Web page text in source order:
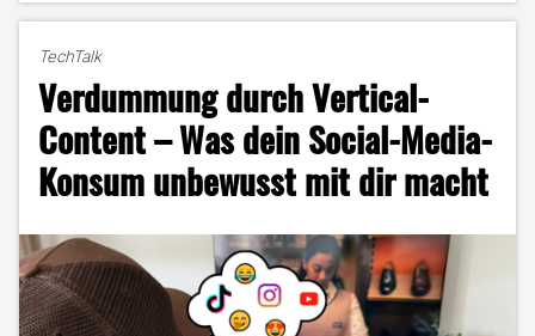
it
worth
it:
vom
Doom-
Scrolling
Skill-
Scrolling"
TechTalk
Verdummung durch Vertical-
Content – Was dein Social-Media-
Konsum unbewusst mit dir macht